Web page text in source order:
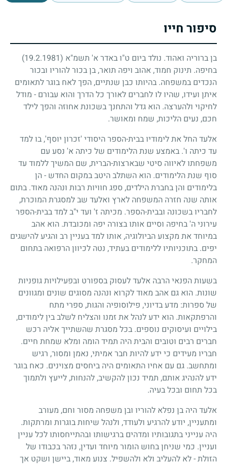
סיפור חייו
בן ברוריה ואהוד. נולד ביום ט"ו באדר א' תשמ"א (19.2.1981)
בחיפה. תינוק חמוד, אהוב ויפה תואר, בן בכור להוריו ובכור
הנכדים במשפחה. בהיותו כבן שנתיים, הפך לאח בוגר לתאומים
איתן ועידו, שהיו לו לחברים לאורך כל הדרך והוא עבורם - מודל
לחיקוי ולהערצה. הוא גדל והתחנך בשכונת אחוזה והפך לילד
חכם, נעים הליכות, שמח ומאושר.
אלעד החל את לימודיו בבית-הספר היסודי 'זכרון יוסף', בו למד
עד כיתה ו'. באמצע שנת הלימודים של כיתה א' נסע עם
משפחתו לאיווה סיטי שבארצות-הברית, שם המשיך ללמוד עד
סוף שנת הלימודים. הוא השתלב היטב במקום החדש - הן
בלימודים והן בחברת הילדים, ספג חוויות רבות ונהנה מאוד. בתום
אותה שנה חזרה המשפחה לארץ ואלעד שב למסגרת המוכרת,
לחבריו בשכונה ובבית-הספר. מכיתה ז' ועד י"ב למד בבית-הספר
עירוני ה' בחיפה וסיים אותו בצורה יפה ומכובדת. הוא אהב
במיוחד את מקצוע הביולוגיה, אותו למד בעניין רב והגיע להישגים
יפים. בתוכניותיו ללימודים בעתיד, נטה לכיוון הרפואה בתחום
המחקר.
בשעות הפנאי הרבה אלעד לעסוק בספורט ובפעילויות גופניות
שונות. הוא גם אהב מאוד לקרוא ונהנה מסוגים שונים ומגוונים
של ספרות: מדע בדיוני, פילוסופיה והגות, ספרי מתח
והרפתקאות. הוא ידע לנהל את זמנו והצליח לשלב בין לימודים,
בילויים ועיסוקים נוספים. בכל מסגרת שהשתייך אליה רכש
חברים רבים וטובים והבית היה תמיד הומה ומלא שמחת חיים.
חבריו מעידים כי ידע להיות חבר אמיתי, נאמן ומסור, רגיש
ומתחשב. גם עם אחיו התאומים היה ביחסים מצוינים. כאח בוגר
ידע להנהיג אותם, תמיד נכון להקשיב, להנחות, לייעץ ולתמוך
בכל תחום ובכל בעיה.
אלעד היה בן נפלא להוריו ובן משפחה מסור וחם, מעורב
ומתעניין, יודע להרגיע ולעודד, ולנהל שיחות בוגרות ומרתקות.
היה ענייני בתגובותיו ומדהים ברגישותו ובהתייחסותו לכל עניין
ועניין. כמי שניחן בחוש הומור מיוחד ועדין, נזהר בכבודו של
הזולת - לא להעליב ולא ולהשפיל. צנוע מאוד, ביישן ושקט אך